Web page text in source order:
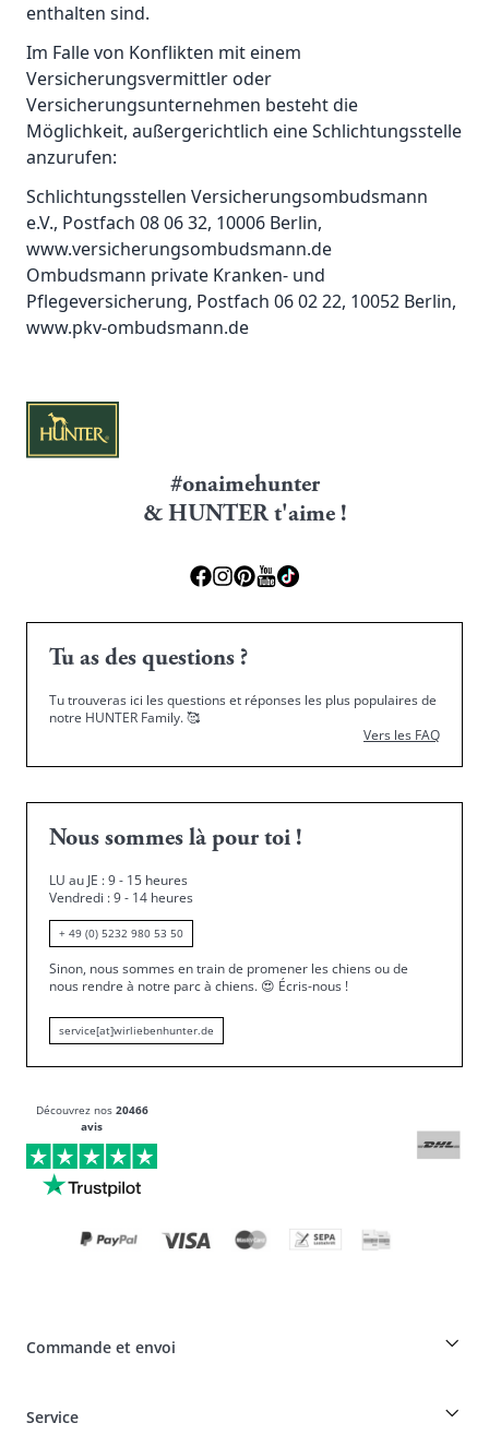
enthalten sind.
Im Falle von Konflikten mit einem
Versicherungsvermittler oder
Versicherungsunternehmen besteht die
Möglichkeit, außergerichtlich eine Schlichtungsstelle
anzurufen:
Schlichtungsstellen Versicherungsombudsmann
e.V., Postfach 08 06 32, 10006 Berlin,
www.versicherungsombudsmann.de
Ombudsmann private Kranken- und
Pflegeversicherung, Postfach 06 02 22, 10052 Berlin,
www.pkv-ombudsmann.de
#onaimehunter
& HUNTER t'aime !
Tu as des questions ?
Tu trouveras ici les questions et réponses les plus populaires de
notre HUNTER Family.🥰
Vers les FAQ
Nous sommes là pour toi !
LU au JE : 9 - 15 heures
Vendredi : 9 - 14 heures
+ 49 (0) 5232 980 53 50
Sinon, nous sommes en train de promener les chiens ou de
nous rendre à notre parc à chiens. 😍 Écris-nous !
service[at]wirliebenhunter.de
Découvrez nos 20466
avis
Commande et envoi
Spéciaux pour les professionnels du chien
Service